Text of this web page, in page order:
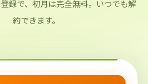
録で、初月は完全無料。いつでも解
約できます。